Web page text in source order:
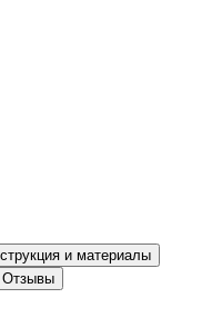
и материалы
Отзывы